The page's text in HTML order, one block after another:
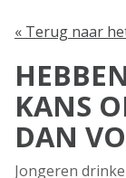
« Terug naar
KANS
DAN
Jongeren